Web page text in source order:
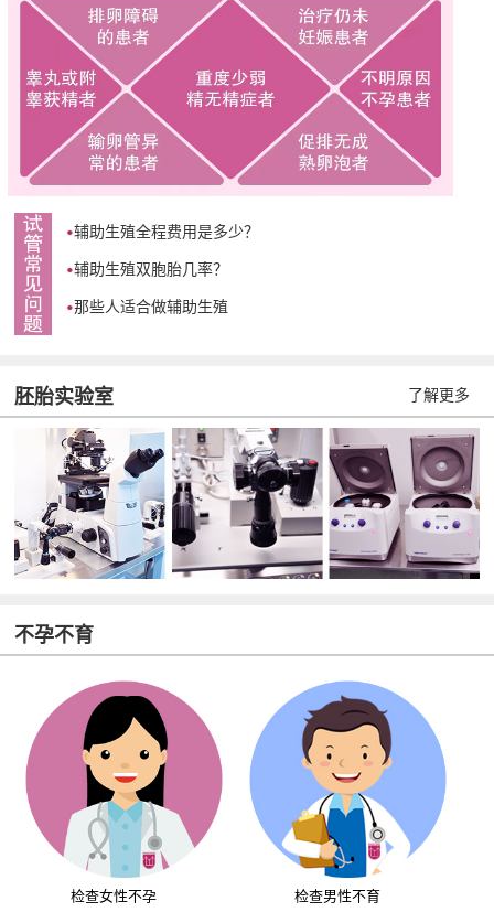
辅助生殖全程费用是多少？
辅助生殖双胞胎几率？
那些人适合做辅助生殖
胚胎实验室 了解更多
不孕不育
检查女性不孕 检查男性不育